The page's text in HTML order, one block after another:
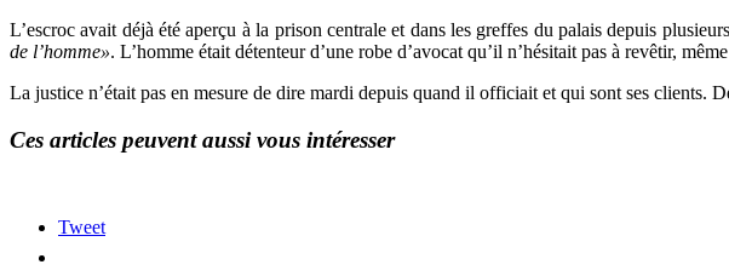
L’escroc avait déjà été aperçu à la prison centrale et dans les greffes du palais depuis
de l’homme». L’homme était détenteur d’une robe d’avocat qu’il n’hésitait pas à revêtir,
La justice n’était pas en mesure de dire mardi depuis quand il officiait et qui sont ses clients.
Ces articles peuvent aussi vous intéresser
Tweet